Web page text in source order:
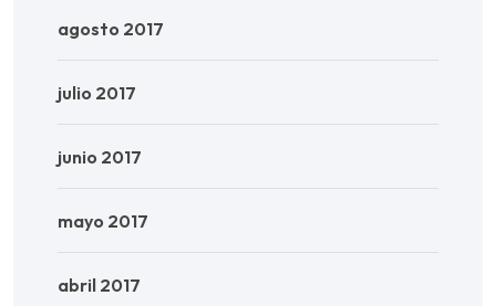
agosto 2017
julio 2017
junio 2017
mayo 2017
abril 2017